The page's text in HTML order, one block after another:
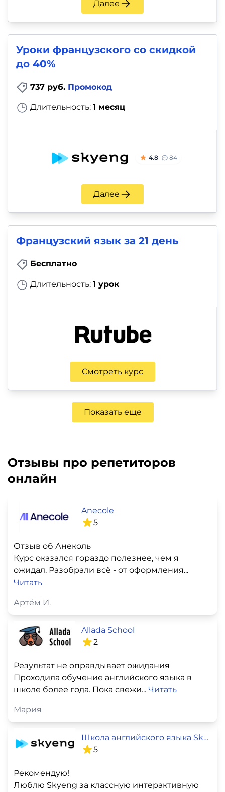
Далее
Уроки французского со скидкой
до 40%
737 руб. Промокод
Длительность: 1 месяц
4.8 84
Далее
Французский язык за 21 день
Бесплатно
Длительность: 1 урок
Смотреть курс
Показать еще
Отзывы про репетиторов
онлайн
Anecole
5
Отзыв об Анеколь
Курс оказался гораздо полезнее, чем я
ожидал. Разобрали всё - от оформления...
Читать
Артём И.
Allada School
2
Результат не оправдывает ожидания
Проходила обучение английского языка в
школе более года. Пока свежи... Читать
Мария
Школа английского языка SkyEng
5
Рекомендую!
Люблю Skyeng за классную интерактивную